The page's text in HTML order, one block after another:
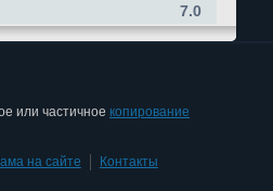
7.0
или частичное копирование
на сайте
Контакты